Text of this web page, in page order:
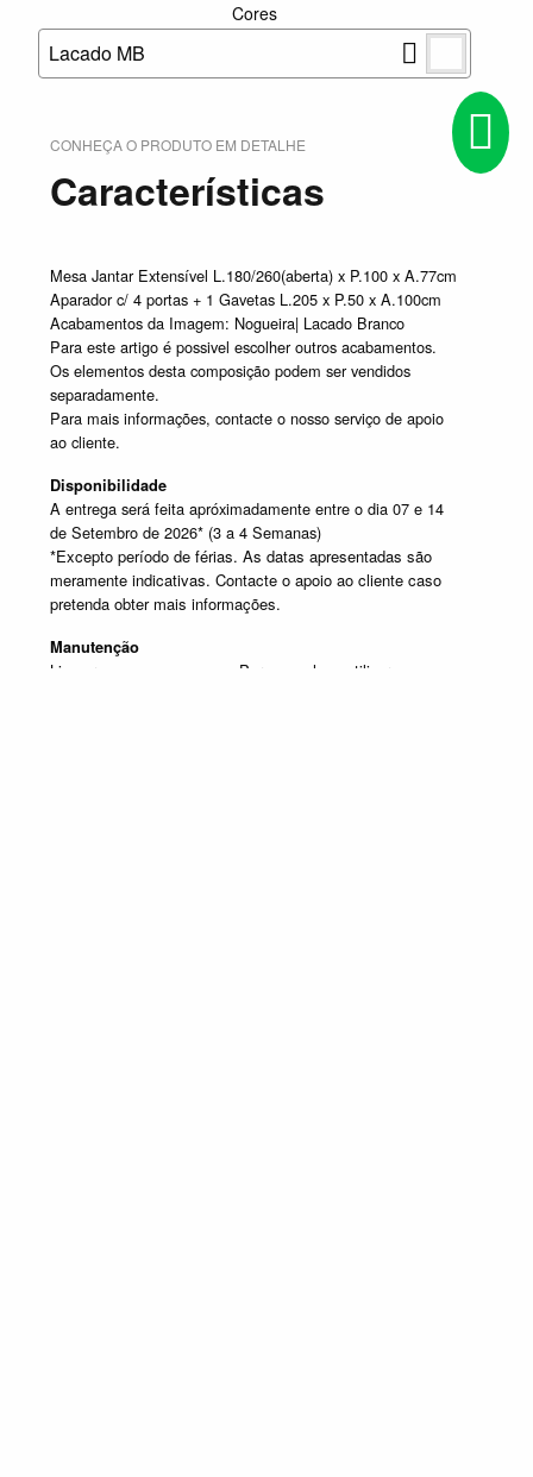
Cores
Lacado MB
CONHEÇA O PRODUTO EM DETALHE
Características
Mesa Jantar Extensível L.180/260(aberta) x P.100 x A.77cm
Aparador c/ 4 portas + 1 Gavetas L.205 x P.50 x A.100cm
Acabamentos da Imagem: Nogueira| Lacado Branco
Para este artigo é possivel escolher outros acabamentos.
Os elementos desta composição podem ser vendidos
separadamente.
Para mais informações, contacte o nosso serviço de apoio
ao cliente.
Disponibilidade
A entrega será feita apróximadamente entre o dia 07 e 14
de Setembro de 2026* (3 a 4 Semanas)
*Excepto período de férias. As datas apresentadas são
meramente indicativas. Contacte o apoio ao cliente caso
pretenda obter mais informações.
Manutenção
Limpar com um pano seco. Para manchas, utilizar um pano